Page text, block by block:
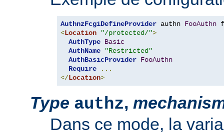
AuthnzFcgiDefineProvider authn FooAuthn
<Location "/protected/">
AuthType Basic
AuthName
"Restricted"
AuthBasicProvider FooAuthn
Require
...
</Location>
Type authz,
Dans ce mode, la